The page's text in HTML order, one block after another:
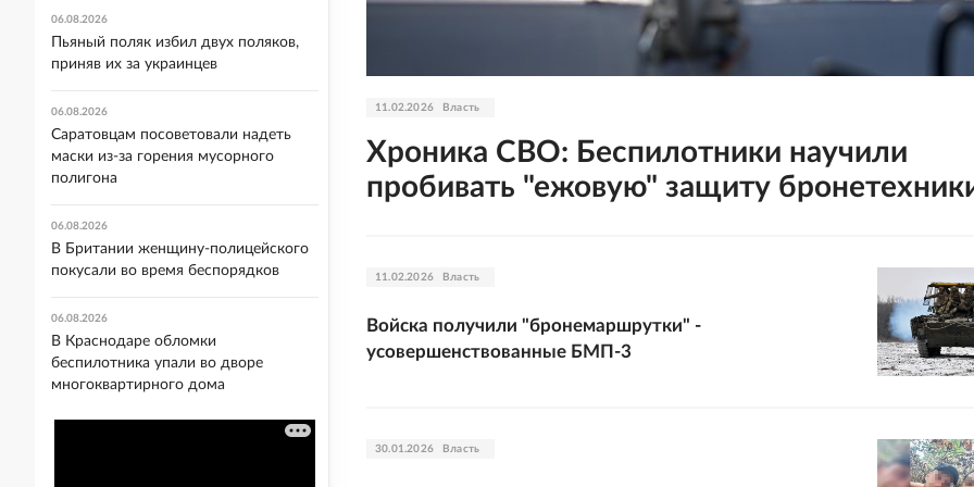
11.02.2026 Власть
Хроника СВО: Беспилотники научили
пробивать "ежовую" защиту
11.02.2026 Власть
Войска получили "бронемаршрутки" -
усовершенствованные БМП-3
30.01.2026 Власть
06.08.2026
Пьяный поляк избил двух поляков,
приняв их за украинцев
06.08.2026
Саратовцам посоветовали надеть
маски из-за горения мусорного
полигона
06.08.2026
В Британии женщину-полицейского
покусали во время беспорядков
06.08.2026
В Краснодаре обломки
беспилотника упали во дворе
многоквартирного дома